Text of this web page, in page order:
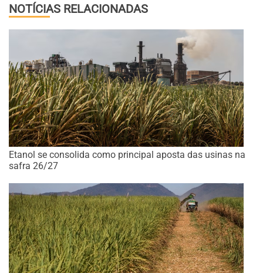
NOTÍCIAS RELACIONADAS
Etanol se consolida como principal aposta das usinas na
safra 26/27